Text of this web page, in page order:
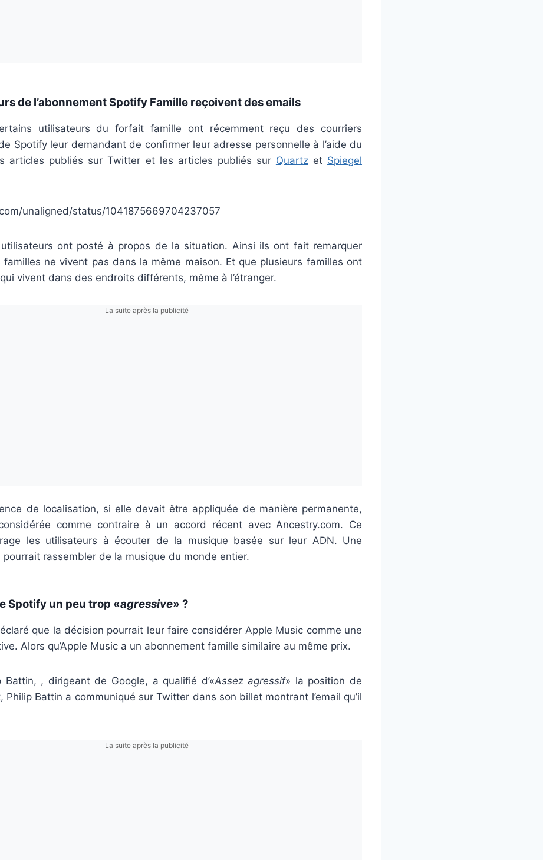
de l’abonnement Spotify Famille reçoivent des emails
utilisateurs du forfait famille ont récemment reçu des courriers
Spotify leur demandant de confirmer leur adresse personnelle à l’aide du
articles publiés sur Twitter et les articles publiés sur Quartzet Spiegel
unaligned/status/1041875669704237057
ont posté à propos de la situation. Ainsi ils ont fait remarquer
ne vivent pas dans la même maison. Et que plusieurs familles ont
vivent dans des endroits différents, même à l’étranger.
La suite après la publicité
de localisation, si elle devait être appliquée de manière permanente,
comme contraire à un accord récent avec Ancestry.com. Ce
les utilisateurs à écouter de la musique basée sur leur ADN. Une
pourrait rassembler de la musique du monde entier.
Spotify un peu trop «agressive» ?
que la décision pourrait leur faire considérer Apple Music comme une
Alors qu’Apple Music a un abonnement famille similaire au même prix.
Battin, , dirigeant de Google, a qualifié d’«Assez agressif» la position de
Philip Battin a communiqué sur Twitter dans son billet montrant l’email qu’il
La suite après la publicité